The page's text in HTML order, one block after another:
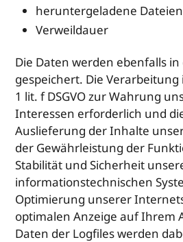
heruntergeladene Dateien
Verweildauer
Die Daten werden ebenfalls
gespeichert. Die Verarbeitung
1 lit. f DSGVO zur Wahrung
Interessen erforderlich und
Auslieferung der Inhalte
der Gewährleistung der
Stabilität und Sicherheit
informationstechnischen
Optimierung unserer
optimalen Anzeige auf Ihrem
Daten der Logfiles werden